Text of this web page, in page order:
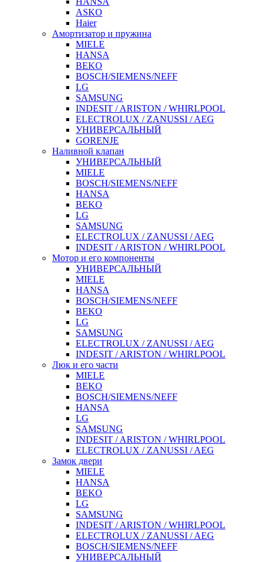
ASKO
Haier
Амортизатор и пружина
MIELE
HANSA
BEKO
BOSCH/SIEMENS/NEFF
LG
SAMSUNG
INDESIT / ARISTON / WHIRLPOOL
ELECTROLUX / ZANUSSI / AEG
УНИВЕРСАЛЬНЫЙ
GORENJE
Наливной клапан
УНИВЕРСАЛЬНЫЙ
MIELE
BOSCH/SIEMENS/NEFF
HANSA
BEKO
LG
SAMSUNG
ELECTROLUX / ZANUSSI / AEG
INDESIT / ARISTON / WHIRLPOOL
Мотор и его компоненты
УНИВЕРСАЛЬНЫЙ
MIELE
HANSA
BOSCH/SIEMENS/NEFF
BEKO
LG
SAMSUNG
ELECTROLUX / ZANUSSI / AEG
INDESIT / ARISTON / WHIRLPOOL
Люк и его части
MIELE
BEKO
BOSCH/SIEMENS/NEFF
HANSA
LG
SAMSUNG
INDESIT / ARISTON / WHIRLPOOL
ELECTROLUX / ZANUSSI / AEG
Замок двери
MIELE
HANSA
BEKO
LG
SAMSUNG
INDESIT / ARISTON / WHIRLPOOL
ELECTROLUX / ZANUSSI / AEG
BOSCH/SIEMENS/NEFF
УНИВЕРСАЛЬНЫЙ